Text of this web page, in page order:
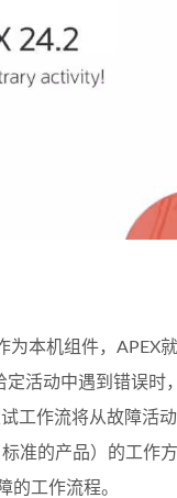
为本机组件，APEX
活动中遇到错误时
工作流将从故障活
准的产品）的工作
的工作流程。